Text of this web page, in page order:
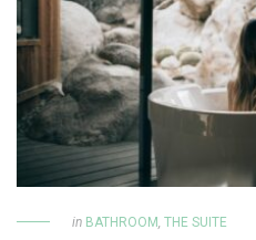
in BATHROOM THE SUITE